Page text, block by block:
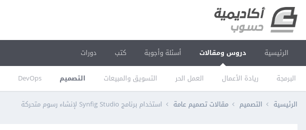
الرئيسية دروس ومقالات
البرمجة ريادة الأعمال العمل الحر التسويق والمبيعات التصميم DevOps
أسئلة وأجوبة كتب دورات
الرئيسية التصميم مقالات تصميم عامة استخدام برنامج Synfig Studio لإنشاء رسوم متحركة